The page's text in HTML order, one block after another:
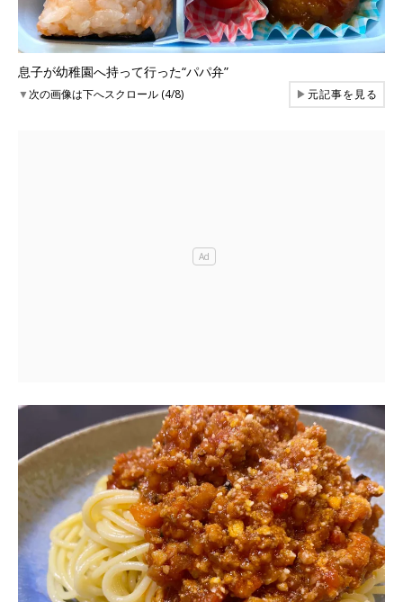
息子が幼稚園へ持って行った“パパ弁”
▼次の画像は下へスクロール (4/8) ▶元記事を見る